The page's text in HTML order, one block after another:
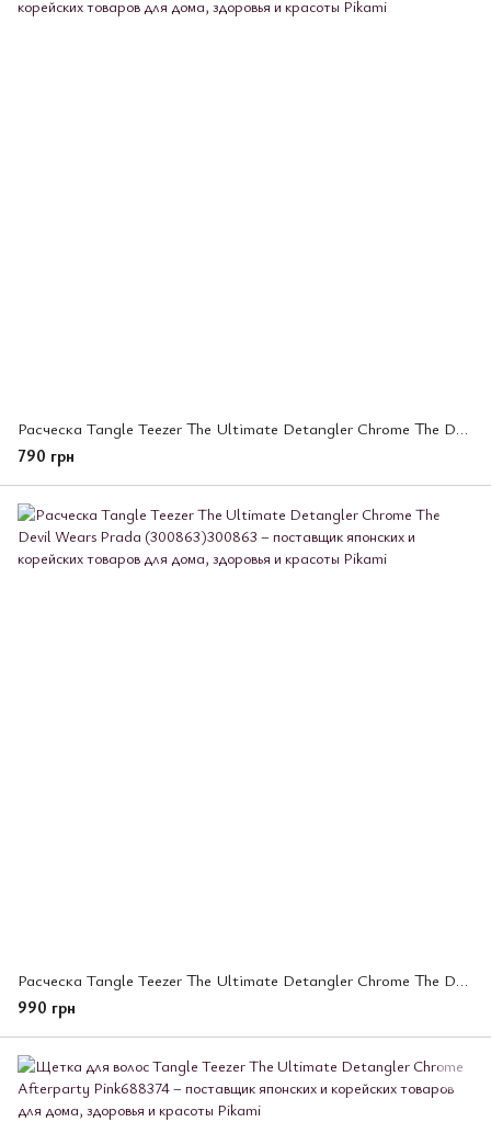
Расческа Tangle Teezer The Ultimate Detangler Chrome The Devil Wears Prada (300887)
790 грн
Расческа Tangle Teezer The Ultimate Detangler Chrome The Devil Wears Prada (300863)
990 грн